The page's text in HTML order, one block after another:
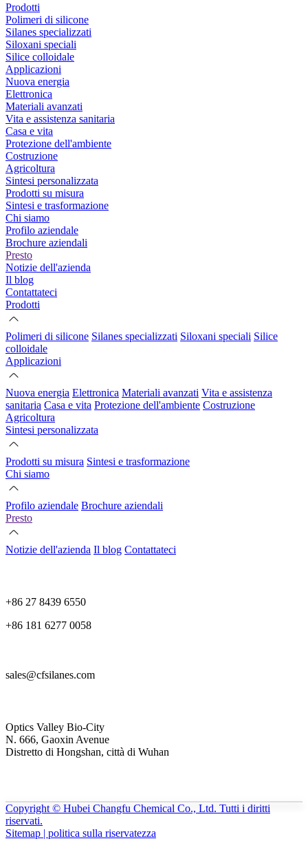
Prodotti
Polimeri di silicone
Silanes specializzati
Siloxani speciali
Silice colloidale
Applicazioni
Nuova energia
Elettronica
Materiali avanzati
Vita e assistenza sanitaria
Casa e vita
Protezione dell'ambiente
Costruzione
Agricoltura
Sintesi personalizzata
Prodotti su misura
Sintesi e trasformazione
Chi siamo
Profilo aziendale
Brochure aziendali
Presto
Notizie dell'azienda
Il blog
Contattateci
Prodotti
Polimeri di silicone Silanes specializzati Siloxani speciali Silice
colloidale
Applicazioni
Nuova energia Elettronica Materiali avanzati Vita e assistenza
sanitaria Casa e vita Protezione dell'ambiente Costruzione
Agricoltura
Sintesi personalizzata
Prodotti su misura Sintesi e trasformazione
Chi siamo
Profilo aziendale Brochure aziendali
Presto
Notizie dell'azienda Il blog Contattateci
+86 27 8439 6550
+86 181 6277 0058
sales@cfsilanes.com
Optics Valley Bio-City
N. 666, Gaoxin Avenue
Distretto di Hongshan, città di Wuhan
Copyright © Hubei Changfu Chemical Co., Ltd. Tutti i diritti
riservati.
Sitemap | politica sulla riservatezza